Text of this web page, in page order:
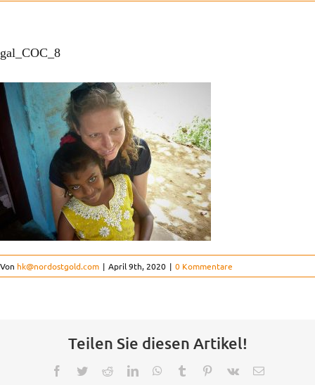
Kinderorthopädie
Der Verein
Kontakt
FAQ
Projekte
gal_COC_8
Von hk@nordostgold.com | April 9th, 2020 | 0 Kommentare
Teilen Sie diesen Artikel!
Facebook
TwitterRedditLinkedInWhatsApp
Tumblr Pinterest
Vk
E-